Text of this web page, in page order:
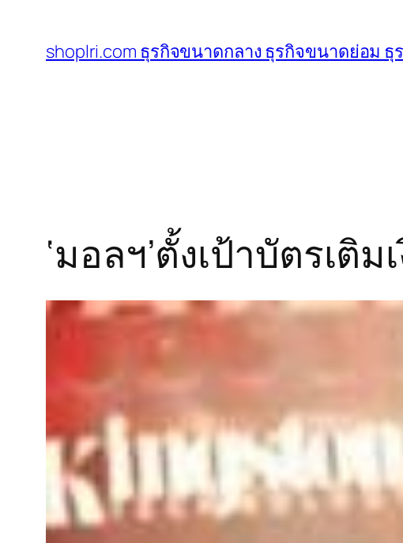
shoplri.com ธุรกิจขนาดกลาง ธุรกิจขนาดย่อม ธุ
‘มอลฯ’ตั้งเป้าบัตรเติ